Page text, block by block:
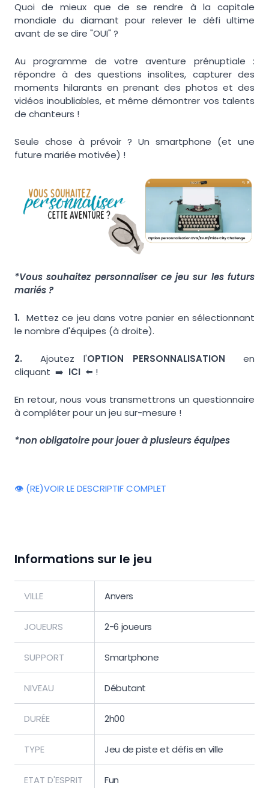
Quoi de mieux que de se rendre à la capitale
mondiale du diamant pour relever le défi ultime
avant de se dire "OUI" ?
Au programme de votre aventure prénuptiale :
répondre à des questions insolites, capturer des
moments hilarants en prenant des photos et des
vidéos inoubliables, et même démontrer vos talents
de chanteurs !
Seule chose à prévoir ? Un smartphone (et une
future mariée motivée) !
*Vous souhaitez personnaliser ce jeu sur les futurs
mariés ?
1. Mettez ce jeu dans votre panier en sélectionnant
le nombre d'équipes (à droite).
2. Ajoutez l'OPTION PERSONNALISATION
en
cliquant ➡️ ICI ⬅️ !
En retour, nous vous transmettrons un questionnaire
à compléter pour un jeu sur-mesure !
*non obligatoire pour jouer à plusieurs équipes
👁️ (RE)VOIR LE DESCRIPTIF COMPLET
Informations sur le jeu
VILLE Anvers
JOUEURS 2-6 joueurs
SUPPORT Smartphone
NIVEAU Débutant
DURÉE 2h00
TYPE Jeu de piste et défis en ville
ETAT D'ESPRIT Fun